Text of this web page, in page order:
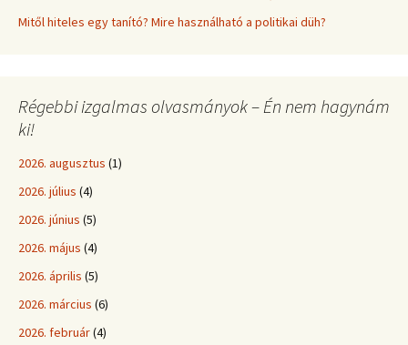
Mitől hiteles egy tanító? Mire használható a politikai düh?
Régebbi izgalmas olvasmányok – Én nem hagynám
ki!
2026. augusztus (1)
2026. július (4)
2026. június (5)
2026. május (4)
2026. április (5)
2026. március (6)
2026. február(4)